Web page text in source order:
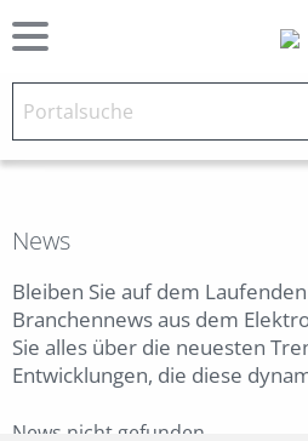
News
Bleiben Sie auf dem
Branchennews aus dem
Sie alles über die neuesten
Entwicklungen, die diese
News nicht gefunden.